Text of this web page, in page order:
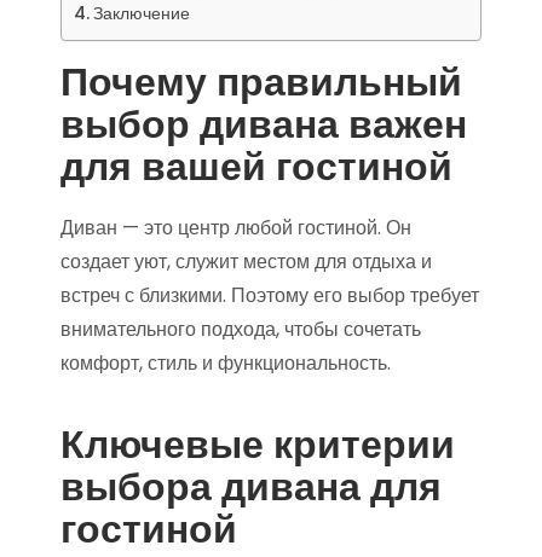
Заключение
Почему правильный
выбор дивана важен
для вашей гостиной
Диван — это центр любой гостиной. Он
создает уют, служит местом для отдыха и
встреч с близкими. Поэтому его выбор требует
внимательного подхода, чтобы сочетать
комфорт, стиль и функциональность.
Ключевые критерии
выбора дивана для
гостиной